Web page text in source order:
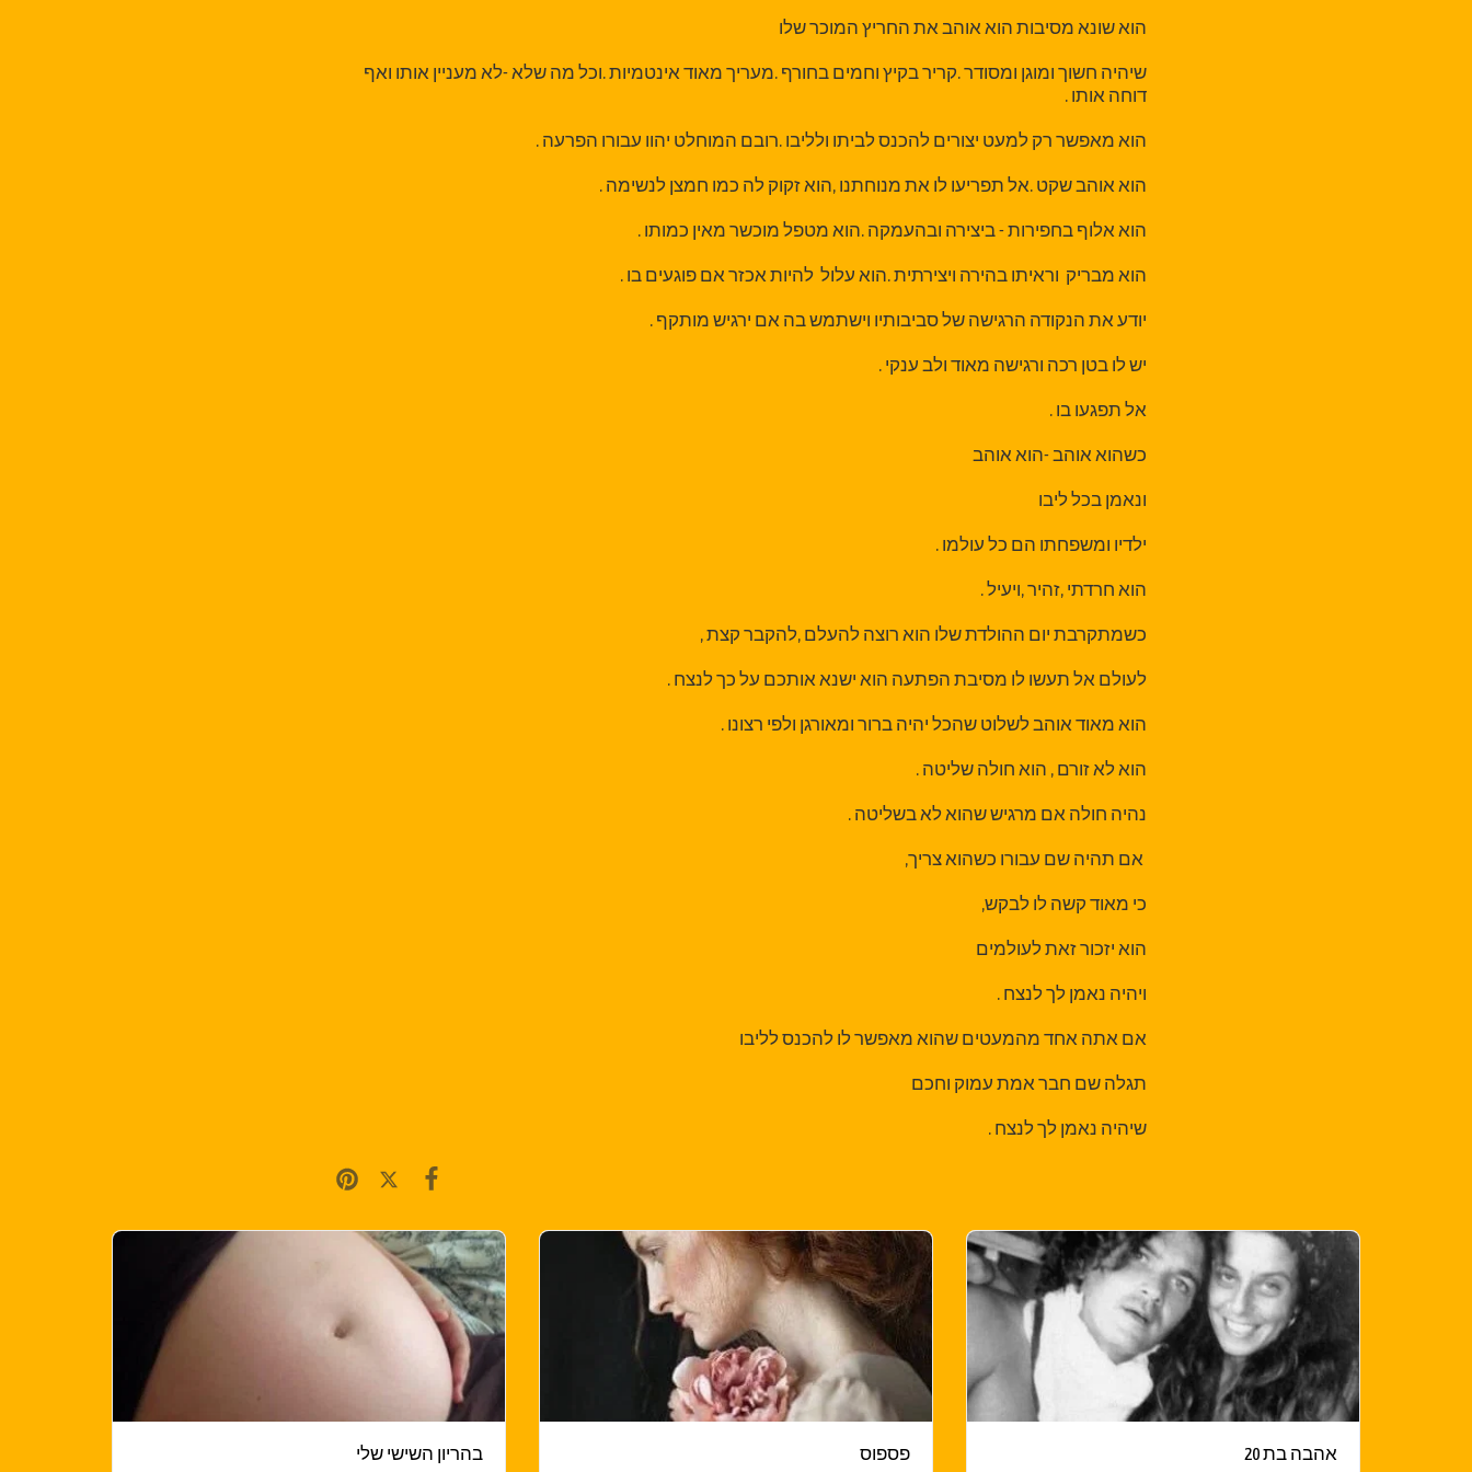
הוא שונא מסיבות הוא אוהב את החריץ המוכר שלו
שיהיה חשוך ומוגן ומסודר .קריר בקיץ וחמים בחורף .מעריך מאוד אינטמיות .וכל מה שלא -לא מעניין אותו ואף
דוחה אותו .
הוא מאפשר רק למעט יצורים להכנס לביתו ולליבו .רובם המוחלט יהוו עבורו הפרעה .
הוא אוהב שקט .אל תפריעו לו את מנוחתנו ,הוא זקוק לה כמו חמצן לנשימה .
הוא אלוף בחפירות - ביצירה ובהעמקה .הוא מטפל מוכשר מאין כמותו .
הוא מבריק וראיתו בהירה ויצירתית .הוא עלול להיות אכזר אם פוגעים בו .
יודע את הנקודה הרגישה של סביבותיו וישתמש בה אם ירגיש מותקף .
יש לו בטן רכה ורגישה מאוד ולב ענקי .
אל תפגעו בו .
כשהוא אוהב -הוא אוהב
ונאמן בכל ליבו
ילדיו ומשפחתו הם כל עולמו .
הוא חרדתי ,זהיר ,ויעיל .
כשמתקרבת יום ההולדת שלו הוא רוצה להעלם ,להקבר קצת ,
לעולם אל תעשו לו מסיבת הפתעה הוא ישנא אותכם על כך לנצח .
הוא מאוד אוהב לשלוט שהכל יהיה ברור ומאורגן ולפי רצונו .
הוא לא זורם , הוא חולה שליטה .
נהיה חולה אם מרגיש שהוא לא בשליטה .
אם תהיה שם עבורו כשהוא צריך,
כי מאוד קשה לו לבקש,
הוא יזכור זאת לעולמים
ויהיה נאמן לך לנצח .
אם אתה אחד מהמעטים שהוא מאפשר לו להכנס לליבו
תגלה שם חבר אמת עמוק וחכם
שיהיה נאמן לך לנצח .
אהבה בת 20 פספוס בהריון השישי שלי